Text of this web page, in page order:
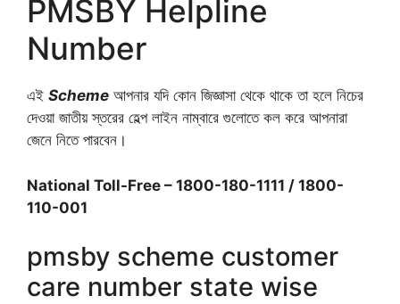
PMSBY Helpline
Number
এই Scheme আপনার যদি কোন জিজ্ঞাসা থেকে থাকে তা হলে নিচের
দেওয়া জাতীয় স্তরের হেল্প লাইন নাম্বারে গুলোতে কল করে আপনারা
জেনে নিতে পারবেন।
National Toll-Free – 1800-180-1111 / 1800-
110-001
pmsby scheme customer
care number state wise